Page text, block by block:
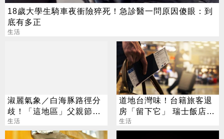
18歲大學生騎車夜衝險猝死！急診醫一問原因傻眼：到
底有多正
生活
淑麗氣象／白海豚路徑分
歧！「這地區」父親節慎
防豪大雨
生活
道地台灣味！台籍旅客退
房「留下它」 瑞士飯店員
工吃上癮
生活